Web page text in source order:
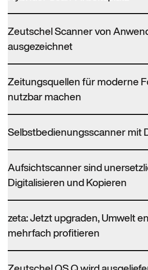
Zeutschel Scanner von
ausgezeichnet
Zeitungsquellen für moderne
nutzbar machen
Selbstbedienungsscanner mit
Aufsichtscanner sind
Digitalisieren und Kopieren
zeta: Jetzt upgraden, Umwelt
mehrfach profitieren